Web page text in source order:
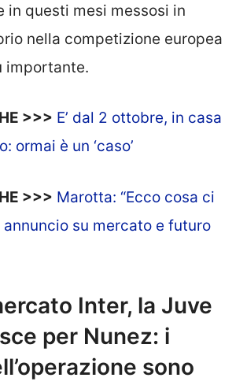
in questi mesi messosi in
nella competizione europea
importante.
>>> E’ dal 2 ottobre, in casa
ormai è un ‘caso’
>>> Marotta: “Ecco cosa ci
annuncio su mercato e futuro
Inter, la Juve
per Nunez: i
sono